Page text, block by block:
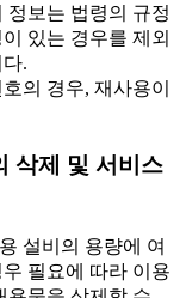
보는 법령의 규정
있는 경우를 제외
.
의 경우, 재사용이
삭제 및 서비스
설비의 용량에 여
필요에 따라 이용